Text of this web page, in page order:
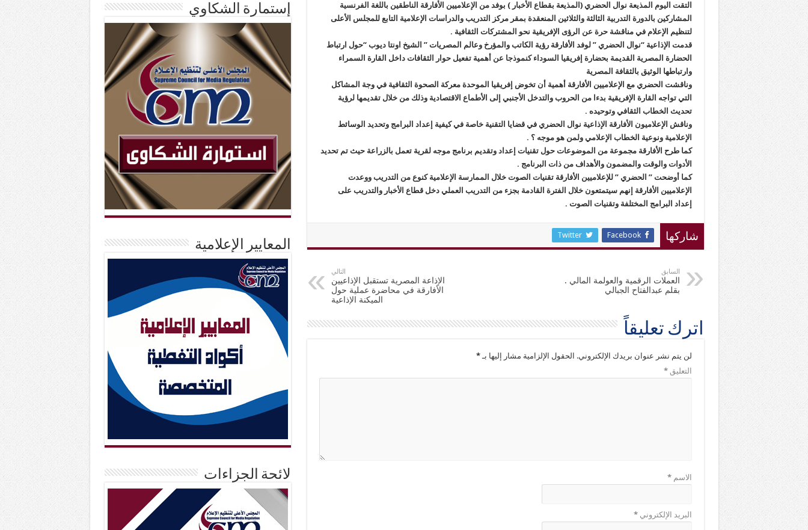
التقت اليوم المذيعة نوال الحضري (المذيعة بقطاع الأخبار ) بوفد من الإعلاميين الأفارقة الناطقين باللغة الفرنسية
المشاركين بالدورة التدربية الثالثة والثلاثين المنعقدة بمقر مركز التدريب والدراسات الإعلامية التابع للمجلس الأعلى
لتنظيم الإعلام في مناقشة حرة عن الرؤى الإفريقية نحو المشتركات الثقافية .
قدمت الإذاعية “نوال الحضري ” لوفد الأفارقة رؤية الكاتب والمؤرخ وعالم المصريات ” الشيخ اونتا ديوب “حول ارتباط
الحضارة المصرية القديمة بحضارة إفريقيا السوداء كنموذجا عن أهمية تفعيل حوار الثقافات داخل القارة السمراء
وارتباطها الوثيق بالثقافة المصرية
وناقشت الحضري مع الإعلاميين الأفارقة أهمية أن تخوض إفريقيا الموحدة معركة الصحوة الثقافية في وجة المشاكل
التي تواجه القارة الإفريقية بدءا من الحروب والتدخل الأجنبي إلى الأطماع الاقتصادية وذلك من خلال تقديمها لرؤية
تحديث الخطاب الثقافي وتوحيده .
وناقش الإعلاميون الأفارقة الإذاعية نوال الحضري في قضايا التقنية خاصة في كيفية إعداد البرامج وتحديد الوسائط
الإعلامية ونوعية الخطاب الإعلامي ولمن هو موجه ؟ .
كما طرح الأفارقة مجموعة من الموضوعات حول تقنيات إعداد وتقديم برنامج موجه لقرية تعمل بالزراعة حيث تم تحديد
الأدوات والوقت والمضمون والأهداف من ذات البرنامج .
كما أوضحت ” الحضري ” للإعلاميين الأفارقة تقنيات الصوت خلال الممارسة الإعلامية كنوع من التدريب ووعدت
الإعلاميين الأفارقة إنهم سيتمتعون خلال الفترة القادمة بجزء من التدريب العملي دخل قطاع الأخبار والتدريب على
إعداد البرامج المختلفة وتقنيات الصوت .
شاركها Facebook
Twitter
السابق
العملات الرقمية والعولمة المالي .
بقلم عبدالفتاح الجبالي
التالي
الإذاعة المصرية تستقبل الإذاعيين
الأفارقة في محاضرة عملية حول
الميكنة الإذاعية
اترك تعليقاً
لن يتم نشر عنوان بريدك الإلكتروني. الحقول الإلزامية مشار إليها بـ*
التعليق*
الاسم*
البريد الإلكتروني*
إستمارة الشكاوي
المعايير الإعلامية
لائحة الجزاءات